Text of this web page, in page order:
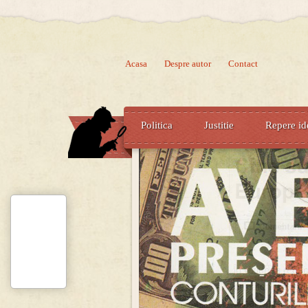
Acasa Despre autor Contact
Politica Justitie Repere